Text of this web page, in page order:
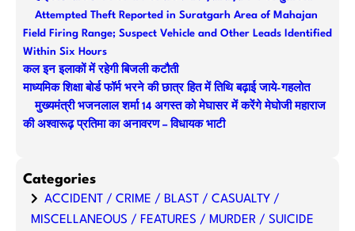
Attempted Theft Reported in Suratgarh Area of Mahajan
Field Firing Range; Suspect Vehicle and Other Leads Identified
Within Six Hours
कल इन इलाकों में रहेगी बिजली कटौती
माध्यमिक शिक्षा बोर्ड फॉर्म भरने की छात्र हित में तिथि बढ़ाई जाये-गहलोत
मुख्यमंत्री भजनलाल शर्मा 14 अगस्त को मेघासर में करेंगे मेघोजी महाराज
की अश्वारूढ़ प्रतिमा का अनावरण – विधायक भाटी
Categories
ACCIDENT / CRIME / BLAST / CASUALTY /
MISCELLANEOUS / FEATURES / MURDER / SUICIDE